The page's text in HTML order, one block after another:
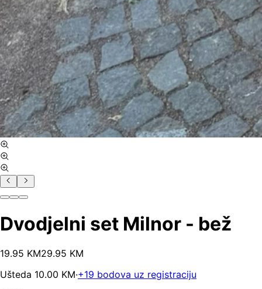
Dvodjelni set Milnor - bež
19.95 KM29.95 KM
Ušteda 10.00 KM·+19 bodova uz registraciju